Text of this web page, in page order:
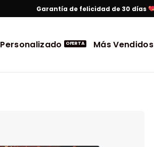
Garantía de felicidad de 30 días
Personalizado Más Vendidos